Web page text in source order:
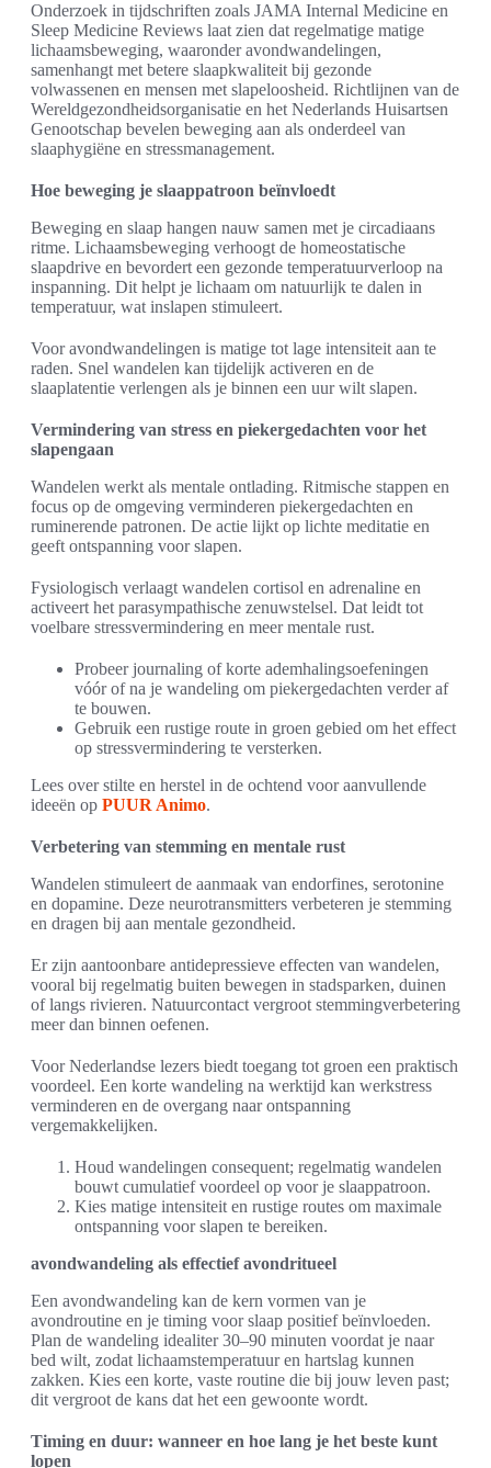
Onderzoek in tijdschriften zoals JAMA Internal Medicine en
Sleep Medicine Reviews laat zien dat regelmatige matige
lichaamsbeweging, waaronder avondwandelingen,
samenhangt met betere slaapkwaliteit bij gezonde
volwassenen en mensen met slapeloosheid. Richtlijnen van de
Wereldgezondheidsorganisatie en het Nederlands Huisartsen
Genootschap bevelen beweging aan als onderdeel van
slaaphygiëne en stressmanagement.
Hoe beweging je slaappatroon beïnvloedt
Beweging en slaap hangen nauw samen met je circadiaans
ritme. Lichaamsbeweging verhoogt de homeostatische
slaapdrive en bevordert een gezonde temperatuurverloop na
inspanning. Dit helpt je lichaam om natuurlijk te dalen in
temperatuur, wat inslapen stimuleert.
Voor avondwandelingen is matige tot lage intensiteit aan te
raden. Snel wandelen kan tijdelijk activeren en de
slaaplatentie verlengen als je binnen een uur wilt slapen.
Vermindering van stress en piekergedachten voor het
slapengaan
Wandelen werkt als mentale ontlading. Ritmische stappen en
focus op de omgeving verminderen piekergedachten en
ruminerende patronen. De actie lijkt op lichte meditatie en
geeft ontspanning voor slapen.
Fysiologisch verlaagt wandelen cortisol en adrenaline en
activeert het parasympathische zenuwstelsel. Dat leidt tot
voelbare stressvermindering en meer mentale rust.
Probeer journaling of korte ademhalingsoefeningen
vóór of na je wandeling om piekergedachten verder af
te bouwen.
Gebruik een rustige route in groen gebied om het effect
op stressvermindering te versterken.
Lees over stilte en herstel in de ochtend voor aanvullende
ideeën op PUUR Animo.
Verbetering van stemming en mentale rust
Wandelen stimuleert de aanmaak van endorfines, serotonine
en dopamine. Deze neurotransmitters verbeteren je stemming
en dragen bij aan mentale gezondheid.
Er zijn aantoonbare antidepressieve effecten van wandelen,
vooral bij regelmatig buiten bewegen in stadsparken, duinen
of langs rivieren. Natuurcontact vergroot stemmingverbetering
meer dan binnen oefenen.
Voor Nederlandse lezers biedt toegang tot groen een praktisch
voordeel. Een korte wandeling na werktijd kan werkstress
verminderen en de overgang naar ontspanning
vergemakkelijken.
Houd wandelingen consequent; regelmatig wandelen
bouwt cumulatief voordeel op voor je slaappatroon.
Kies matige intensiteit en rustige routes om maximale
ontspanning voor slapen te bereiken.
avondwandeling als effectief avondritueel
Een avondwandeling kan de kern vormen van je
avondroutine en je timing voor slaap positief beïnvloeden.
Plan de wandeling idealiter 30–90 minuten voordat je naar
bed wilt, zodat lichaamstemperatuur en hartslag kunnen
zakken. Kies een korte, vaste routine die bij jouw leven past;
dit vergroot de kans dat het een gewoonte wordt.
Timing en duur: wanneer en hoe lang je het beste kunt
lopen